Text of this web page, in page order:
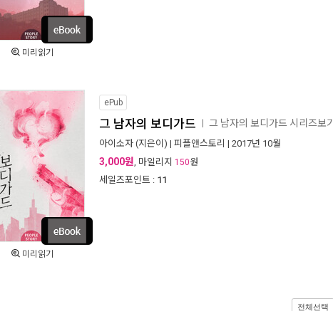
미리읽기
미리읽기
ePub
그 남자의 보디가드 그 남자의 보디가드 시리즈보기
아이소자 (지은이) | 피플앤스토리 | 2017년 10월
3,000원, 마일리지 150원
세일즈포인트 : 11
전체선택